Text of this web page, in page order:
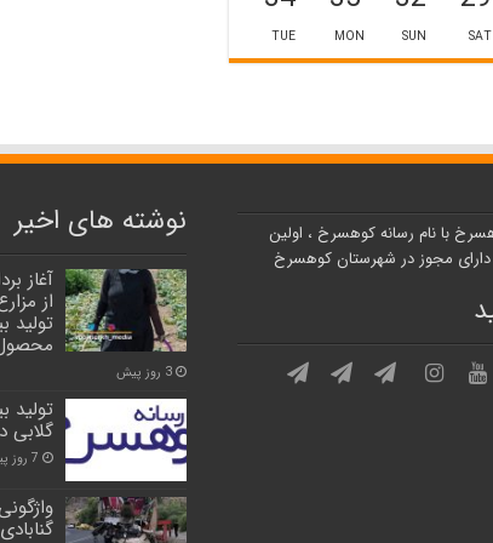
SAT
SUN
MON
TUE
با نام رسانه کوهسرخ ، اولین
مجوز در شهرستان کوهسرخ
نوشته های اخیر
آغاز
از
3 روز پیش
7 روز پیش